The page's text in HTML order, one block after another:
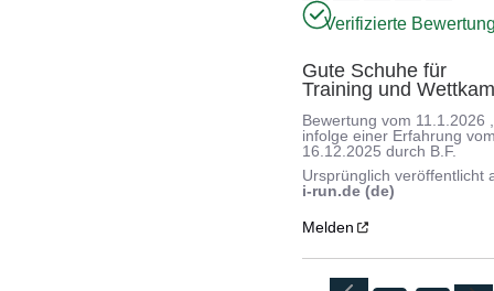
Verifizierte
Gute Schuhe für
Training und
Bewertung vom 11.1.2026 ,
infolge einer Erfahrung
16.12.2025 durch B.F.
Ursprünglich veröffentlicht
i-run.de (de)
Melden